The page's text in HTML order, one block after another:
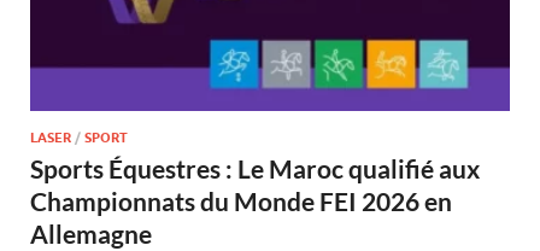
LASER / SPORT
Sports Équestres : Le Maroc qualifié aux
Championnats du Monde FEI 2026 en
Allemagne